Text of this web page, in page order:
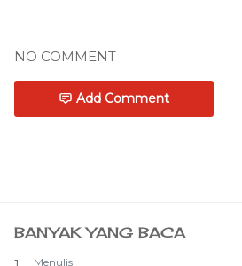
NO COMMENT
Add Comment
BANYAK YANG BACA
Menulis